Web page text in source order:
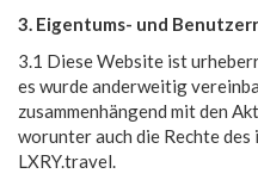
3. Eigentums- und
3.1 Diese Website ist
es wurde anderweitig
zusammenhängend mit den
worunter auch die Rechte
LXRY.travel.